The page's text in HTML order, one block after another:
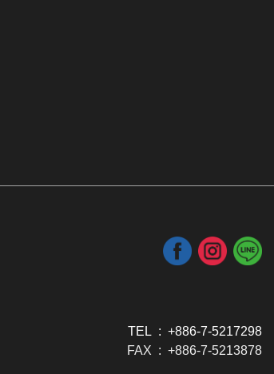
TEL : +886-7-5217298
FAX : +886-7-5213878